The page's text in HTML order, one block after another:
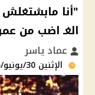
"أنا
الغـ اضب من
عماد ياسر
الإثنين 30/يونيو/2025 - 11:41 م